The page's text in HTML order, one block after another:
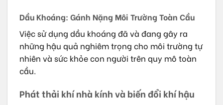
Dầu Khoáng: Gánh Nặng Môi Trường Toàn Cầu
Việc sử dụng dầu khoáng đã và đang gây ra
những hậu quả nghiêm trọng cho môi trường tự
nhiên và sức khỏe con người trên quy mô toàn
cầu.
Phát thải khí nhà kính và biến đổi khí hậu